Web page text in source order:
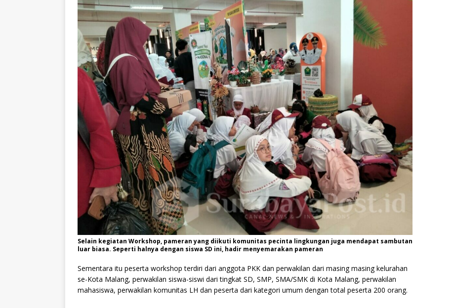
Selain kegiatan Workshop, pameran yang diikuti komunitas pecinta lingkungan juga mendapat sambutan
luar biasa. Seperti halnya dengan siswa SD ini, hadir menyemarakan pameran
Sementara itu peserta workshop terdiri dari anggota PKK dan perwakilan dari masing masing kelurahan
se-Kota Malang, perwakilan siswa-siswi dari tingkat SD, SMP, SMA/SMK di Kota Malang, perwakilan
mahasiswa, perwakilan komunitas LH dan peserta dari kategori umum dengan total peserta 200 orang.